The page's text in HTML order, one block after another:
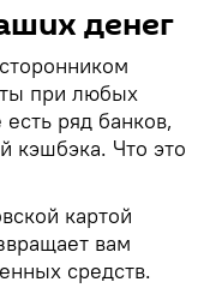
денег
при любых
ряд банков,
кэшбэка. Что это
картой
вам
средств.